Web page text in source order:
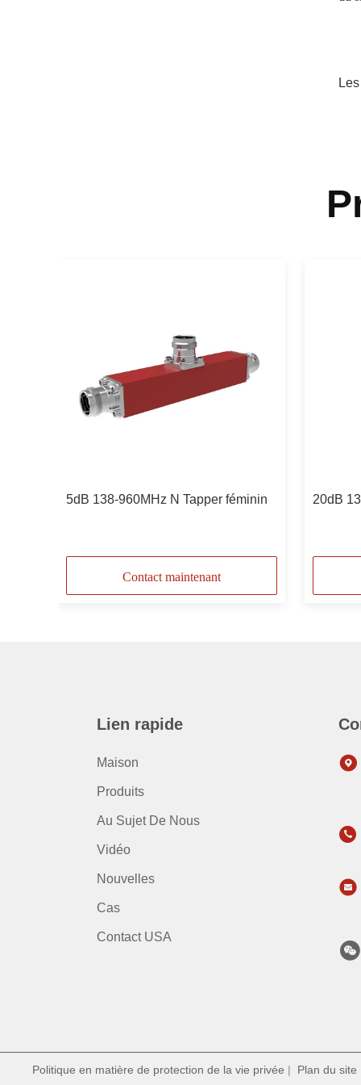
5dB 138-960MHz N Tapper féminin
Contact maintenant
20dB
Lien rapide
Maison
Produits
Au Sujet De Nous
Vidéo
Nouvelles
Cas
Contact USA
Politique en matière de protection de la vie privée | Plan du site